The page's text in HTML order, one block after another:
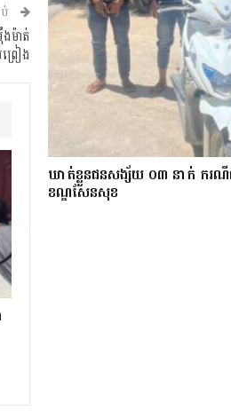
ម៉ាត់
រៀង
ឃាត់ខ្លួនជនសង្ស័យ ០៣ នាក់ ករ
ខណ្ឌសែនសុខ